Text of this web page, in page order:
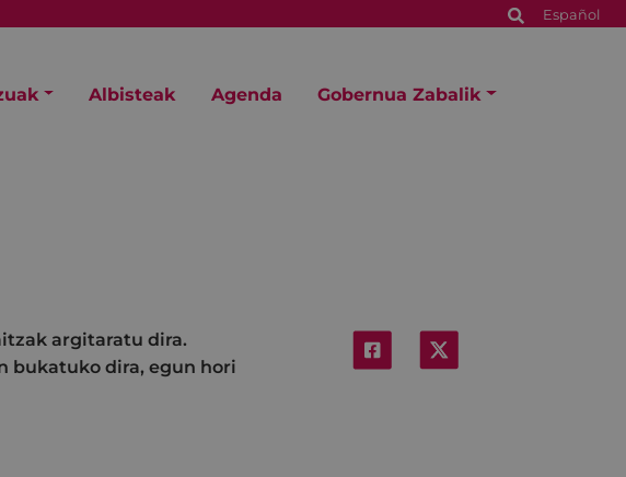
Español
Albisteak Agenda Gobernua Zabalik
argitaratu dira.
bukatuko dira, egun hori